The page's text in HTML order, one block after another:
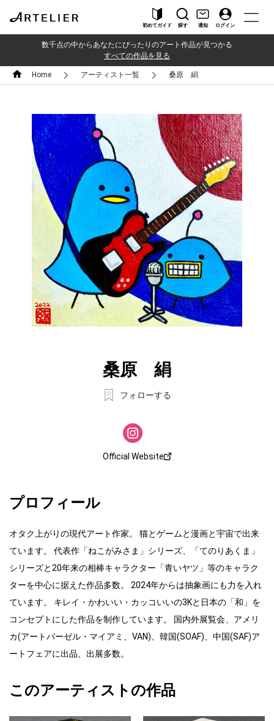
初めてガイド 探す 通知 ログイン
数千点の中からあなたにぴったりのアート作品が見つかる
すべての作品を見る
Home アーティスト一覧 桑原 絹
桑原 絹
フォローする
Official Website
プロフィール
オタク上がりの現代アート作家。 猫とゲームと漫画と宇宙で出来
ています。 代表作「ねこがみさま」シリーズ、「てのりあくま」
シリーズと20年来の相棒キャラクター「青いヤツ」等のキャラク
ターを中心に据えた作品多数。 2024年からは抽象画にも力を入れ
ています。 キレイ・かわいい・カッコいいの3Kと日本の「和」を
コンセプトにした作品を制作しています。 国内外展覧会、アメリ
カ(アートバーゼル・マイアミ、VAN)、韓国(SOAF)、中国(SAF)ア
ートフェアに出品、出展多数。
このアーティストの作品